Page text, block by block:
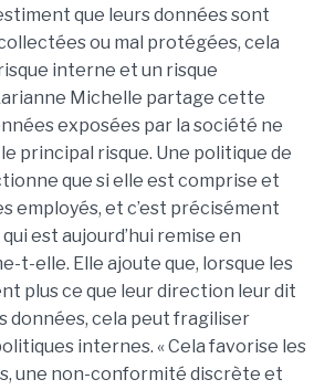
que leurs données sont
ou mal protégées, cela
interne et un risque
Michelle partage cette
exposées par la société ne
principal risque. Une politique de
que si elle est comprise et
employés, et c’est précisément
est aujourd’hui remise en
t-elle. Elle ajoute que, lorsque les
plus ce que leur direction leur dit
données, cela peut fragiliser
internes. « Cela favorise les
une non-conformité discrète et